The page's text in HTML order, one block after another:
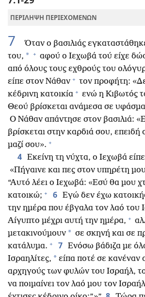
ΠΕΡΙΛΗΨΗ ΠΕΡΙΕΧΟΜΕΝΩΝ
7
Όταν ο βασιλιάς
του, * + αφού ο Ιεχωβά τού είχε
από όλους τους εχθρούς του
είπε στον Νάθαν + τον προφήτη:
κέδρινη κατοικία + ενώ η Κιβωτός
Θεού βρίσκεται ανάμεσα σε
Ο Νάθαν απάντησε στον βασιλιά:
βρίσκεται στην καρδιά σου, επειδή
μαζί σου». +
4 Εκείνη τη νύχτα, ο Ιεχωβά
«Πήγαινε και πες στον υπηρέτη
“Αυτό λέει ο Ιεχωβά: «Εσύ θα μου
κατοικώ; + 6 Εγώ δεν έχω
την ημέρα που έβγαλα τον λαό του
Αίγυπτο μέχρι αυτή την ημέρα, +
μετακινούμουν * σε σκηνή και σε
κατάλυμα. + 7 Ενόσω βάδιζα με
Ισραηλίτες, * είπα ποτέ σε κανέναν
αρχηγούς των φυλών του Ισραήλ,
να ποιμαίνει τον λαό μου τον